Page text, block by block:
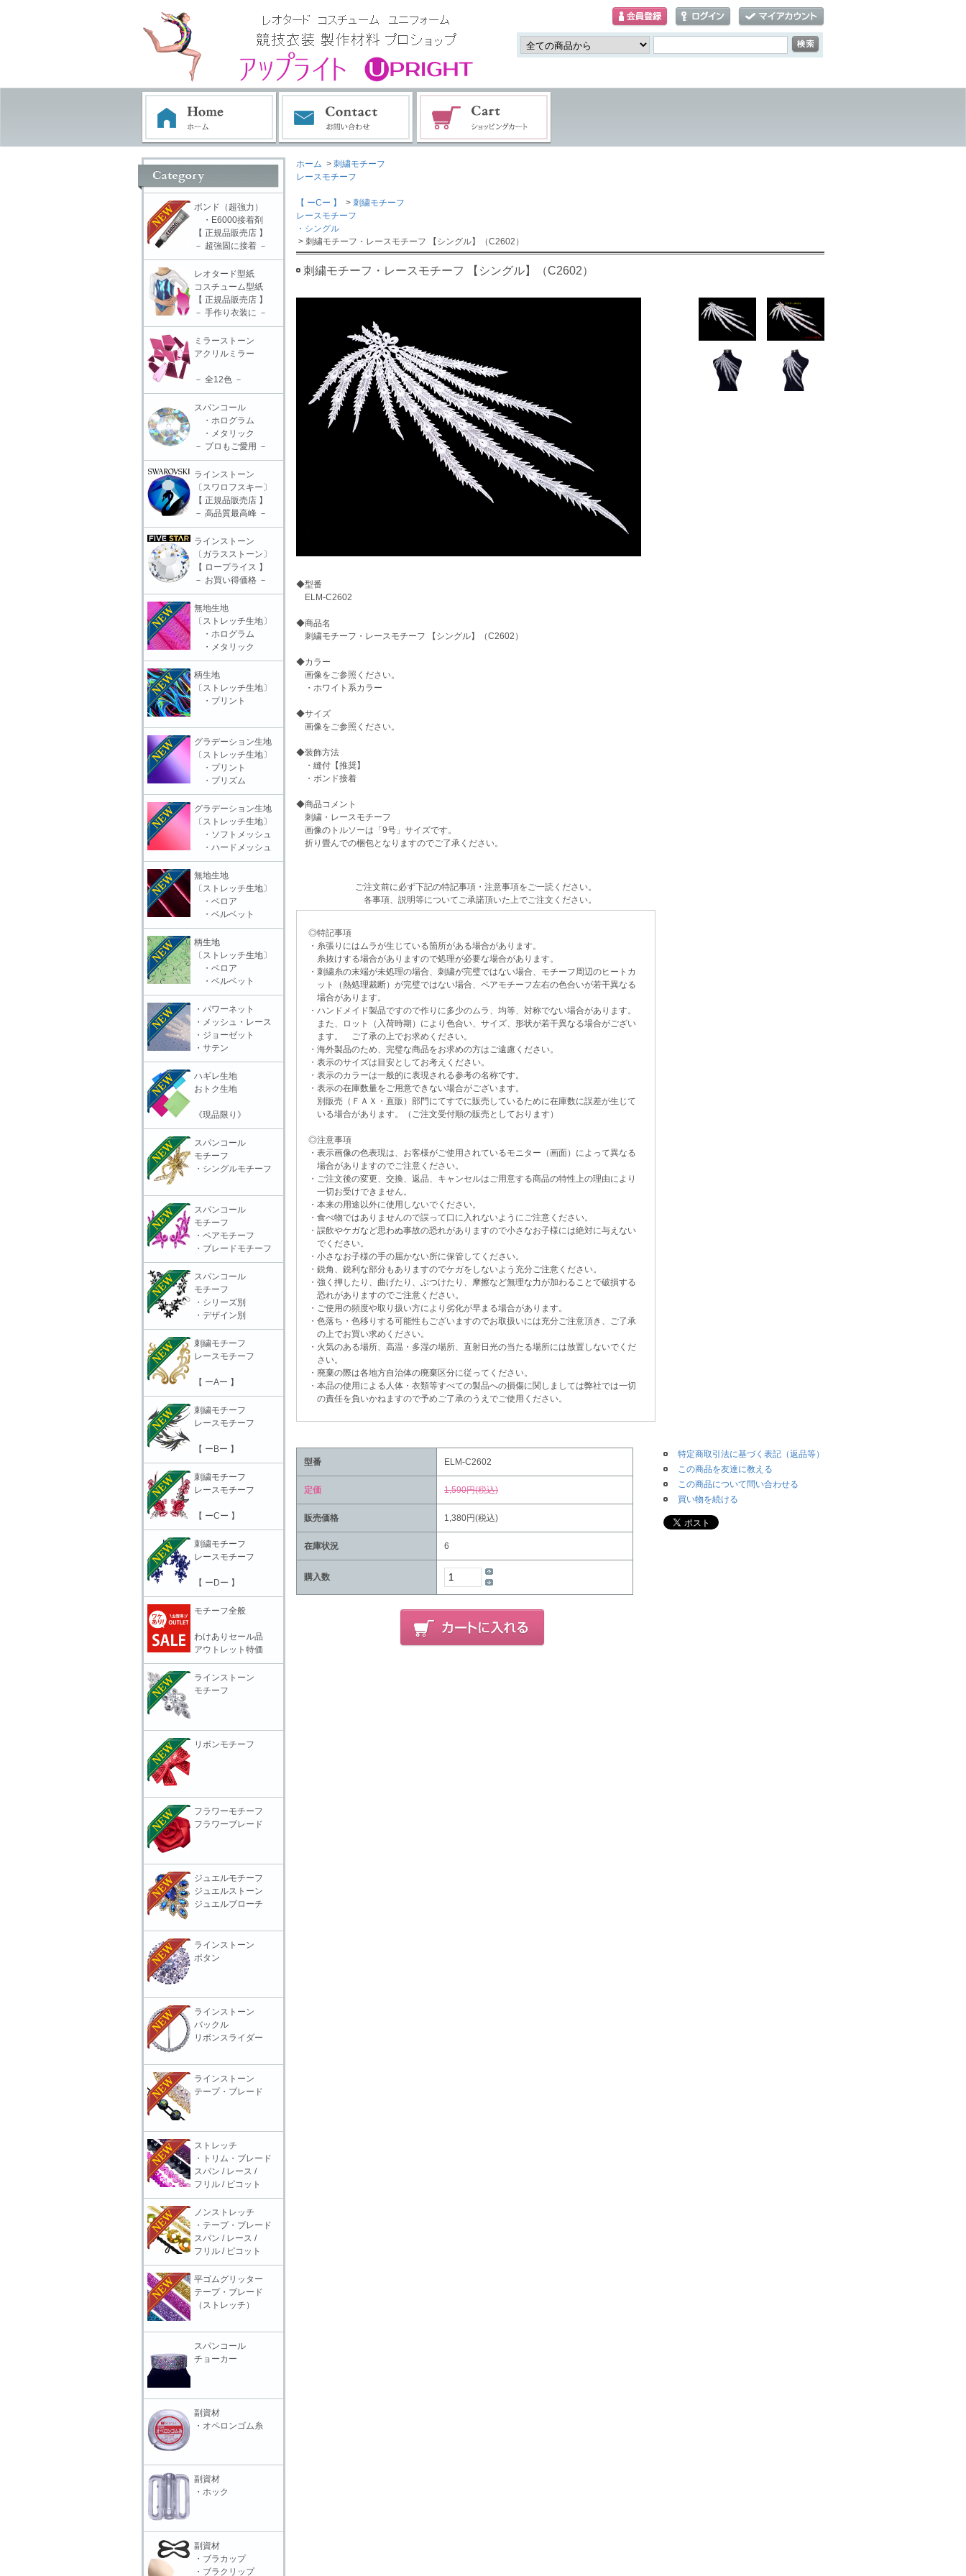
ホーム > 刺繍モチーフ
レースモチーフ
【 ーCー 】 > 刺繍モチーフ
レースモチーフ
・シングル
> 刺繍モチーフ・レースモチーフ 【シングル】（C2602）
刺繍モチーフ・レースモチーフ 【シングル】（C2602）
◆型番
ELM-C2602
◆商品名
刺繍モチーフ・レースモチーフ 【シングル】（C2602）
◆カラー
画像をご参照ください。
・ホワイト系カラー
◆サイズ
画像をご参照ください。
◆装飾方法
・縫付【推奨】
・ボンド接着
◆商品コメント
刺繍・レースモチーフ
画像のトルソーは「9号」サイズです。
折り畳んでの梱包となりますのでご了承ください。
ご注文前に必ず下記の特記事項・注意事項をご一読ください。
各事項、説明等についてご承諾頂いた上でご注文ください。
◎特記事項
・糸張りにはムラが生じている箇所がある場合があります。
糸抜けする場合がありますので処理が必要な場合があります。
・刺繍糸の末端が未処理の場合、刺繍が完璧ではない場合、モチーフ周辺のヒートカ
ット（熱処理裁断）が完璧ではない場合、ペアモチーフ左右の色合いが若干異なる
場合があります。
・ハンドメイド製品ですので作りに多少のムラ、均等、対称でない場合があります。
また、ロット（入荷時期）により色合い、サイズ、形状が若干異なる場合がござい
ます。 ご了承の上でお求めください。
・海外製品のため、完璧な商品をお求めの方はご遠慮ください。
・表示のサイズは目安としてお考えください。
・表示のカラーは一般的に表現される参考の名称です。
・表示の在庫数量をご用意できない場合がございます。
別販売（ＦＡＸ・直販）部門にてすでに販売しているために在庫数に誤差が生じて
いる場合があります。（ご注文受付順の販売としております）
◎注意事項
・表示画像の色表現は、お客様がご使用されているモニター（画面）によって異なる
場合がありますのでご注意ください。
・ご注文後の変更、交換、返品、キャンセルはご用意する商品の特性上の理由により
一切お受けできません。
・本来の用途以外に使用しないでください。
・食べ物ではありませんので誤って口に入れないようにご注意ください。
・誤飲やケガなど思わぬ事故の恐れがありますので小さなお子様には絶対に与えない
でください。
・小さなお子様の手の届かない所に保管してください。
・鋭角、鋭利な部分もありますのでケガをしないよう充分ご注意ください。
・強く押したり、曲げたり、ぶつけたり、摩擦など無理な力が加わることで破損する
恐れがありますのでご注意ください。
・ご使用の頻度や取り扱い方により劣化が早まる場合があります。
・色落ち・色移りする可能性もございますのでお取扱いには充分ご注意頂き、ご了承
の上でお買い求めください。
・火気のある場所、高温・多湿の場所、直射日光の当たる場所には放置しないでくだ
さい。
・廃棄の際は各地方自治体の廃棄区分に従ってください。
・本品の使用による人体・衣類等すべての製品への損傷に関しましては弊社では一切
の責任を負いかねますので予めご了承のうえでご使用ください。
型番 ELM-C2602
定価 1,590円(税込)
販売価格 1,380円(税込)
在庫状況 6
購入数
特定商取引法に基づく表記（返品等）
この商品を友達に教える
この商品について問い合わせる
買い物を続ける
ボンド（超強力）
・E6000接着剤
【 正規品販売店 】
－ 超強固に接着 －
レオタード型紙
コスチューム型紙
【 正規品販売店 】
－ 手作り衣装に －
ミラーストーン
アクリルミラー
－ 全12色 －
スパンコール
・ホログラム
・メタリック
－ プロもご愛用 －
ラインストーン
〔スワロフスキー〕
【 正規品販売店 】
－ 高品質最高峰 －
ラインストーン
〔ガラスストーン〕
【 ロープライス 】
－ お買い得価格 －
無地生地
〔ストレッチ生地〕
・ホログラム
・メタリック
柄生地
〔ストレッチ生地〕
・プリント
グラデーション生地
〔ストレッチ生地〕
・プリント
・プリズム
グラデーション生地
〔ストレッチ生地〕
・ソフトメッシュ
・ハードメッシュ
無地生地
〔ストレッチ生地〕
・ベロア
・ベルベット
柄生地
〔ストレッチ生地〕
・ベロア
・ベルベット
・パワーネット
・メッシュ・レース
・ジョーゼット
・サテン
ハギレ生地
おトク生地
《現品限り》
スパンコール
モチーフ
・シングルモチーフ
スパンコール
モチーフ
・ペアモチーフ
・ブレードモチーフ
スパンコール
モチーフ
・シリーズ別
・デザイン別
刺繍モチーフ
レースモチーフ
【 ーAー 】
刺繍モチーフ
レースモチーフ
【 ーBー 】
刺繍モチーフ
レースモチーフ
【 ーCー 】
刺繍モチーフ
レースモチーフ
【 ーDー 】
モチーフ全般
わけありセール品
アウトレット特価
ラインストーン
モチーフ
リボンモチーフ
フラワーモチーフ
フラワーブレード
ジュエルモチーフ
ジュエルストーン
ジュエルブローチ
ラインストーン
ボタン
ラインストーン
バックル
リボンスライダー
ラインストーン
テープ・ブレード
ストレッチ
・トリム・ブレード
スパン / レース /
フリル / ピコット
ノンストレッチ
・テープ・ブレード
スパン / レース /
フリル / ピコット
平ゴムグリッター
テープ・ブレード
（ストレッチ）
スパンコール
チョーカー
副資材
・オペロンゴム糸
副資材
・ホック
副資材
・ブラカップ
・ブラクリップ